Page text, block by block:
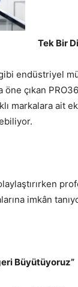
Tek Bir
endüstriyel
çıkan
markalara ait
imkân
Büyütüyoruz”